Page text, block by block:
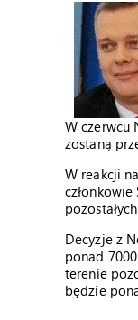
W czerwcu
zostaną
W reakcji
Decyzje z
ponad
terenie
będzie